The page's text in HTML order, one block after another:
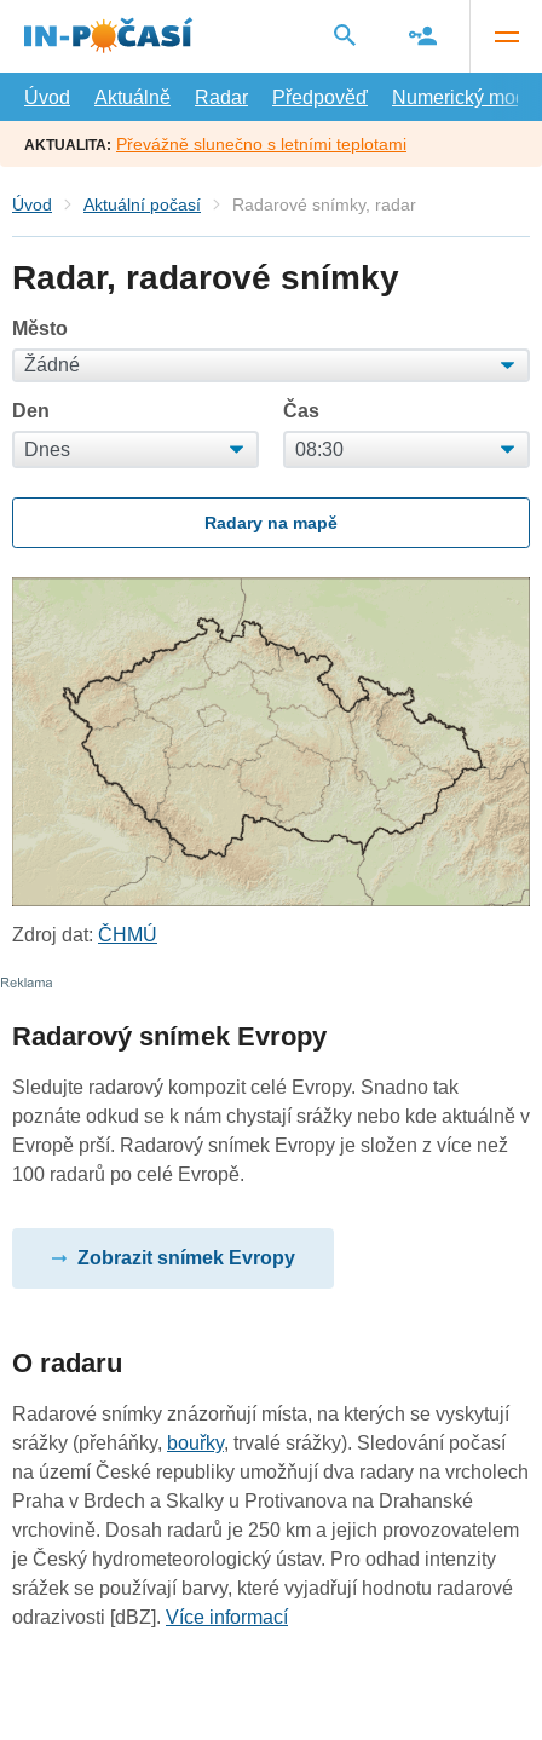
hlavní
Úvod
Aktuálně Radar Předpověď Numerický model
AKTUALITA: Převážně slunečno s letními teplotami
Úvod Aktuální počasí Radarové snímky, radar
Radar, radarové snímky
Město
Den Čas
Radary na mapě
Zdroj dat: ČHMÚ
Radarový snímek Evropy
Sledujte radarový kompozit celé Evropy. Snadno tak
poznáte odkud se k nám chystají srážky nebo kde aktuálně v
Evropě prší. Radarový snímek Evropy je složen z více než
100 radarů po celé Evropě.
Zobrazit snímek Evropy
O radaru
Radarové snímky znázorňují místa, na kterých se vyskytují
srážky (přeháňky, bouřky, trvalé srážky). Sledování počasí
na území České republiky umožňují dva radary na vrcholech
Praha v Brdech a Skalky u Protivanova na Drahanské
vrchovině. Dosah radarů je 250 km a jejich provozovatelem
je Český hydrometeorologický ústav. Pro odhad intenzity
srážek se používají barvy, které vyjadřují hodnotu radarové
odrazivosti [dBZ]. Více informací